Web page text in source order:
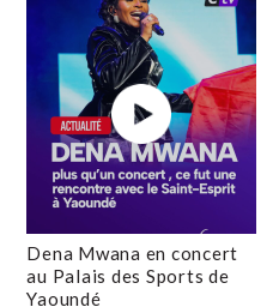
Dena Mwana en concert
au Palais des Sports de
Yaoundé